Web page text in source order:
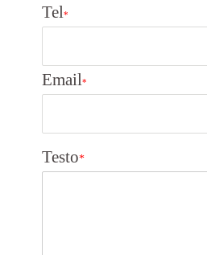
Tel*
Email*
Testo*